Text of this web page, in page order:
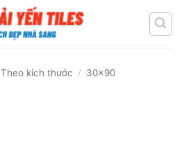
Theo kích thước / 30x90